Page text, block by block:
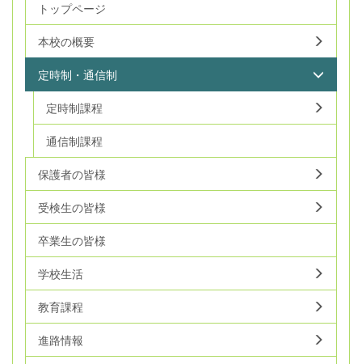
トップページ
本校の概要
定時制・通信制
定時制課程
通信制課程
保護者の皆様
受検生の皆様
卒業生の皆様
学校生活
教育課程
進路情報